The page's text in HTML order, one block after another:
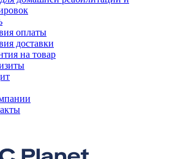
оплаты
доставки
на товар